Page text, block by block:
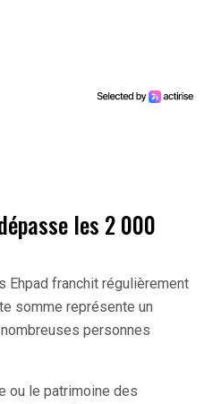
les 2 000
Ehpad franchit régulièrement
somme représente un
personnes
ou le patrimoine des